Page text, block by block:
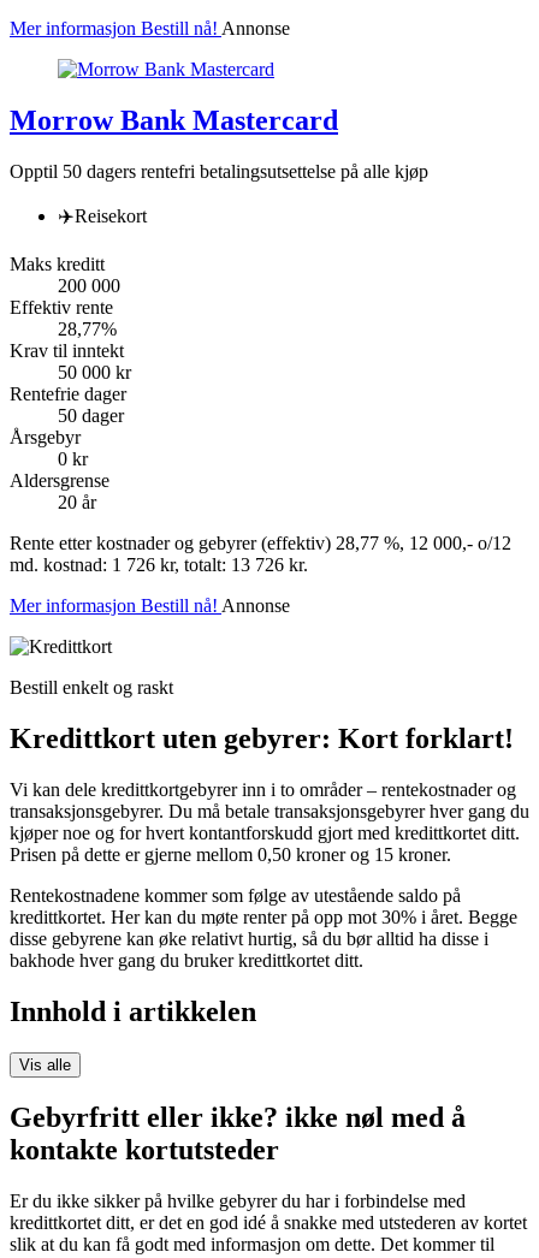
Mer informasjon Bestill nå! Annonse
Morrow Bank Mastercard
Opptil 50 dagers rentefri betalingsutsettelse på alle kjøp
✈️Reisekort
Maks kreditt
200 000
Effektiv rente
28,77%
Krav til inntekt
50 000 kr
Rentefrie dager
50 dager
Årsgebyr
0 kr
Aldersgrense
20 år
Rente etter kostnader og gebyrer (effektiv) 28,77 %, 12 000,- o/12
md. kostnad: 1 726 kr, totalt: 13 726 kr.
Mer informasjon Bestill nå! Annonse
Bestill enkelt og raskt
Kredittkort uten gebyrer: Kort forklart!
Vi kan dele kredittkortgebyrer inn i to områder – rentekostnader og
transaksjonsgebyrer. Du må betale transaksjonsgebyrer hver gang du
kjøper noe og for hvert kontantforskudd gjort med kredittkortet ditt.
Prisen på dette er gjerne mellom 0,50 kroner og 15 kroner.
Rentekostnadene kommer som følge av utestående saldo på
kredittkortet. Her kan du møte renter på opp mot 30% i året. Begge
disse gebyrene kan øke relativt hurtig, så du bør alltid ha disse i
bakhode hver gang du bruker kredittkortet ditt.
Innhold i artikkelen
Vis alle
Gebyrfritt eller ikke? ikke nøl med å
kontakte kortutsteder
Er du ikke sikker på hvilke gebyrer du har i forbindelse med
kredittkortet ditt, er det en god idé å snakke med utstederen av kortet
slik at du kan få godt med informasjon om dette. Det kommer til